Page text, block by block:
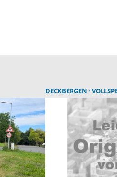
DECKBERGEN